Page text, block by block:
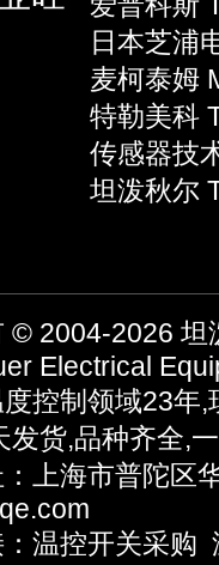
日本芝浦
麦柯泰姆
特勒美科
传感器技
坦泼秋尔
© 2004-2026 坦
Electrical
控制领域23年
发货,品种齐全,
上海市普陀区
温控开关采购